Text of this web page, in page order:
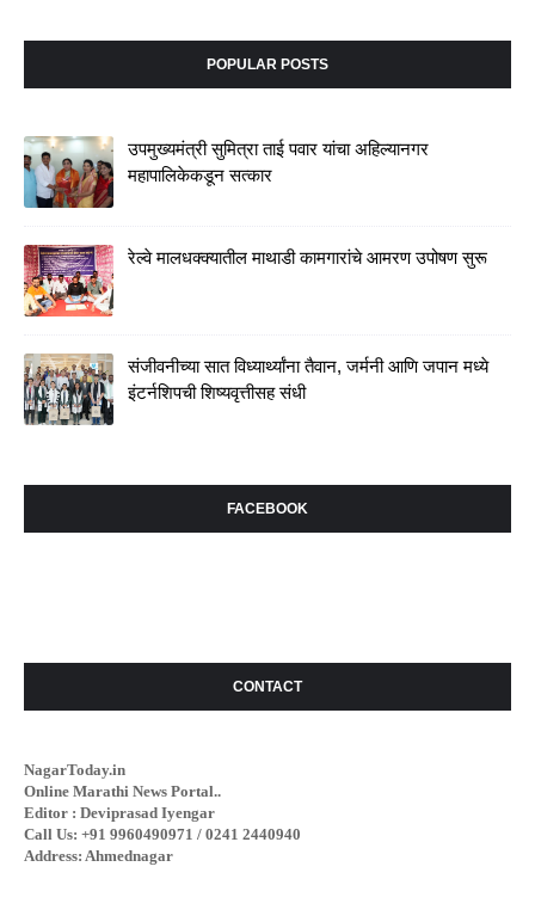
POPULAR POSTS
उपमुख्यमंत्री सुमित्रा ताई पवार यांचा अहिल्यानगर
महापालिकेकडून सत्कार
रेल्वे मालधक्क्यातील माथाडी कामगारांचे आमरण उपोषण सुरू
संजीवनीच्या सात विध्यार्थ्यांना तैवान, जर्मनी आणि जपान मध्ये
इंटर्नशिपची शिष्यवृत्तीसह संधी
FACEBOOK
CONTACT
NagarToday.in
Online Marathi News Portal..
Editor : Deviprasad Iyengar
Call Us: +91 9960490971 / 0241 2440940
Address: Ahmednagar